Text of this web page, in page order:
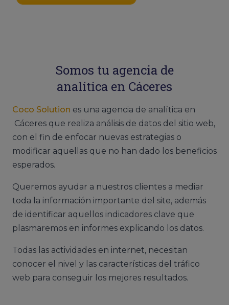
Somos tu agencia de
analítica en Cáceres
Coco Solution es una agencia de analítica en
Cáceres que realiza análisis de datos del sitio web,
con el fin de enfocar nuevas estrategias o
modificar aquellas que no han dado los beneficios
esperados.
Queremos ayudar a nuestros clientes a mediar
toda la información importante del site, además
de identificar aquellos indicadores clave que
plasmaremos en informes explicando los datos.
Todas las actividades en internet, necesitan
conocer el nivel y las características del tráfico
web para conseguir los mejores resultados.